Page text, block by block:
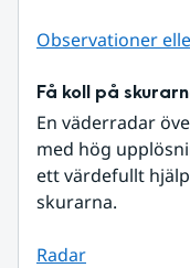
Observationer
Få koll på
En väderradar
med hög
ett värdefullt
skurarna.
Radar